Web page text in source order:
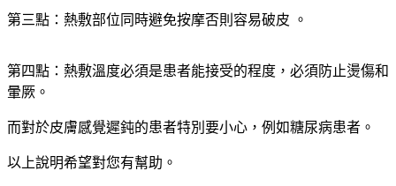
第三點：熱敷部位同時避免按摩否則容易破皮 。
第四點：熱敷溫度必須是患者能接受的程度，必須防止燙傷和
暈厥。
而對於皮膚感覺遲鈍的患者特別要小心，例如糖尿病患者。
以上說明希望對您有幫助。